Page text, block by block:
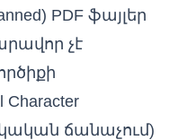
PDF ֆայլեր
չէ
ճանաչում)